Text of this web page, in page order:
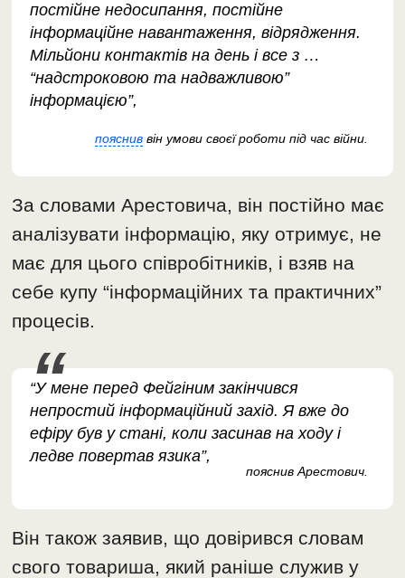
постійне недосипання, постійне
інформаційне навантаження, відрядження.
Мільйони контактів на день і все з …
“надстроковою та надважливою”
інформацією”,
поясниввін умови своєї роботи під час війни.
За словами Арестовича, він постійно має
аналізувати інформацію, яку отримує, не
має для цього співробітників, і взяв на
себе купу “інформаційних та практичних”
процесів.
“У мене перед Фейгіним закінчився
непростий інформаційний захід. Я вже до
ефіру був у стані, коли засинав на ходу і
ледве повертав язика”,
пояснив Арестович.
Він також заявив, що довірився словам
свого товариша, який раніше служив у